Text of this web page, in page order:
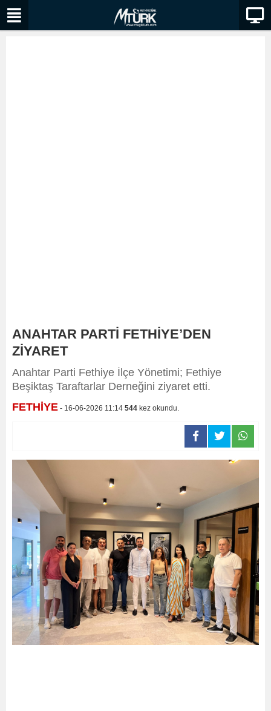
ANAHTAR PARTİ FETHİYE’DEN
ZİYARET
Anahtar Parti Fethiye İlçe Yönetimi; Fethiye
Beşiktaş Taraftarlar Derneğini ziyaret etti.
FETHİYE - 16-06-2026 11:14 544 kez okundu.